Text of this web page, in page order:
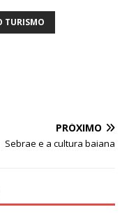
TURISMO
PRÓXIMO
Sebrae e a cultura baiana